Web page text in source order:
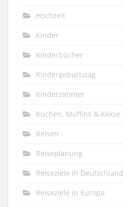
Hochzeit
Kinder
Kinderbücher
Kindergeburtstag
Kinderzimmer
Kuchen, Muffins & Kekse
Reisen
Reiseplanung
Reiseziele in Deutschland
Reiseziele in Europa